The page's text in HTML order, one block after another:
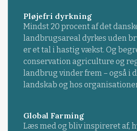
Pløjefri dyrkning
Mindst 20 procent af det
landbrugsareal dyrkes uden
er et tal i hastig vækst. Og
conservation agriculture og
landbrug vinder frem – også i
landskab og hos
Global Farming
Læs med og bliv inspireret af,